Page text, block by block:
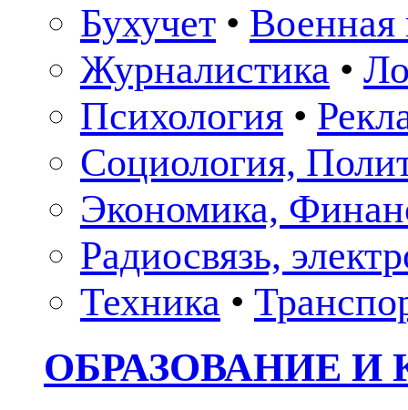
Бухучет • Военная
Журналистика •
Психология •
Социология,
Экономика,
Радиосвязь,
Техника •
ОБРАЗОВАНИЕ И